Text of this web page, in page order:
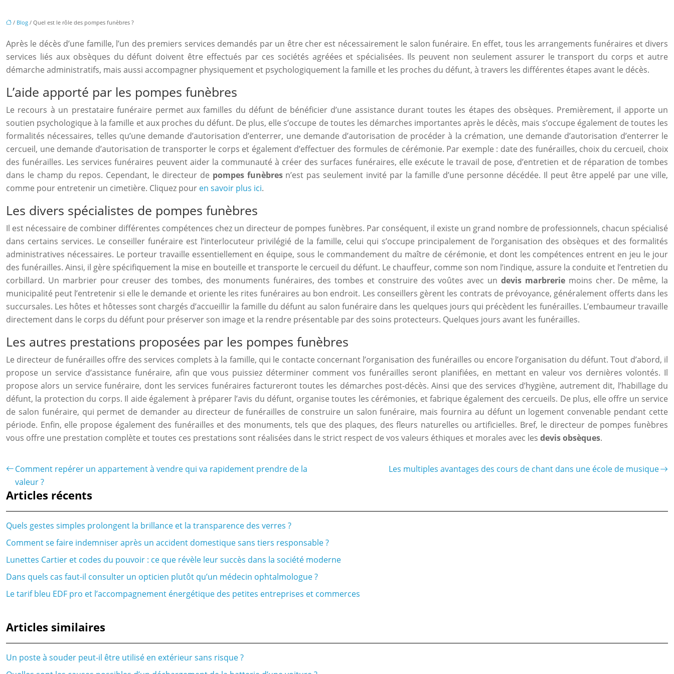
/ Blog / Quel est le rôle des pompes funèbres ?
Après le décès d’une famille, l’un des premiers services demandés par un être cher est nécessairement le salon funéraire. En effet, tous les arrangements funéraires et divers
services liés aux obsèques du défunt doivent être effectués par ces sociétés agréées et spécialisées. Ils peuvent non seulement assurer le transport du corps et autre
démarche administratifs, mais aussi accompagner physiquement et psychologiquement la famille et les proches du défunt, à travers les différentes étapes avant le décès.
L’aide apporté par les pompes funèbres
Le recours à un prestataire funéraire permet aux familles du défunt de bénéficier d’une assistance durant toutes les étapes des obsèques. Premièrement, il apporte un
soutien psychologique à la famille et aux proches du défunt. De plus, elle s’occupe de toutes les démarches importantes après le décès, mais s’occupe également de toutes les
formalités nécessaires, telles qu’une demande d’autorisation d’enterrer, une demande d’autorisation de procéder à la crémation, une demande d’autorisation d’enterrer le
cercueil, une demande d’autorisation de transporter le corps et également d’effectuer des formules de cérémonie. Par exemple : date des funérailles, choix du cercueil, choix
des funérailles. Les services funéraires peuvent aider la communauté à créer des surfaces funéraires, elle exécute le travail de pose, d’entretien et de réparation de tombes
dans le champ du repos. Cependant, le directeur de pompes funèbresn’est pas seulement invité par la famille d’une personne décédée. Il peut être appelé par une ville,
comme pour entretenir un cimetière. Cliquez pour en savoir plus ici.
Les divers spécialistes de pompes funèbres
Il est nécessaire de combiner différentes compétences chez un directeur de pompes funèbres. Par conséquent, il existe un grand nombre de professionnels, chacun spécialisé
dans certains services. Le conseiller funéraire est l’interlocuteur privilégié de la famille, celui qui s’occupe principalement de l’organisation des obsèques et des formalités
administratives nécessaires. Le porteur travaille essentiellement en équipe, sous le commandement du maître de cérémonie, et dont les compétences entrent en jeu le jour
des funérailles. Ainsi, il gère spécifiquement la mise en bouteille et transporte le cercueil du défunt. Le chauffeur, comme son nom l’indique, assure la conduite et l’entretien du
corbillard. Un marbrier pour creuser des tombes, des monuments funéraires, des tombes et construire des voûtes avec un devis marbreriemoins cher. De même, la
municipalité peut l’entretenir si elle le demande et oriente les rites funéraires au bon endroit. Les conseillers gèrent les contrats de prévoyance, généralement offerts dans les
succursales. Les hôtes et hôtesses sont chargés d’accueillir la famille du défunt au salon funéraire dans les quelques jours qui précèdent les funérailles. L’embaumeur travaille
directement dans le corps du défunt pour préserver son image et la rendre présentable par des soins protecteurs. Quelques jours avant les funérailles.
Les autres prestations proposées par les pompes funèbres
Le directeur de funérailles offre des services complets à la famille, qui le contacte concernant l’organisation des funérailles ou encore l’organisation du défunt. Tout d’abord, il
propose un service d’assistance funéraire, afin que vous puissiez déterminer comment vos funérailles seront planifiées, en mettant en valeur vos dernières volontés. Il
propose alors un service funéraire, dont les services funéraires factureront toutes les démarches post-décès. Ainsi que des services d’hygiène, autrement dit, l’habillage du
défunt, la protection du corps. Il aide également à préparer l’avis du défunt, organise toutes les cérémonies, et fabrique également des cercueils. De plus, elle offre un service
de salon funéraire, qui permet de demander au directeur de funérailles de construire un salon funéraire, mais fournira au défunt un logement convenable pendant cette
période. Enfin, elle propose également des funérailles et des monuments, tels que des plaques, des fleurs naturelles ou artificielles. Bref, le directeur de pompes funèbres
vous offre une prestation complète et toutes ces prestations sont réalisées dans le strict respect de vos valeurs éthiques et morales avec les devis obsèques.
Comment repérer un appartement à vendre qui va rapidement prendre de la
valeur ?
Les multiples avantages des cours de chant dans une école de musique
Articles récents
Quels gestes simples prolongent la brillance et la transparence des verres ?
Comment se faire indemniser après un accident domestique sans tiers responsable ?
Lunettes Cartier et codes du pouvoir : ce que révèle leur succès dans la société moderne
Dans quels cas faut-il consulter un opticien plutôt qu’un médecin ophtalmologue ?
Le tarif bleu EDF pro et l’accompagnement énergétique des petites entreprises et commerces
Articles similaires
Un poste à souder peut-il être utilisé en extérieur sans risque ?